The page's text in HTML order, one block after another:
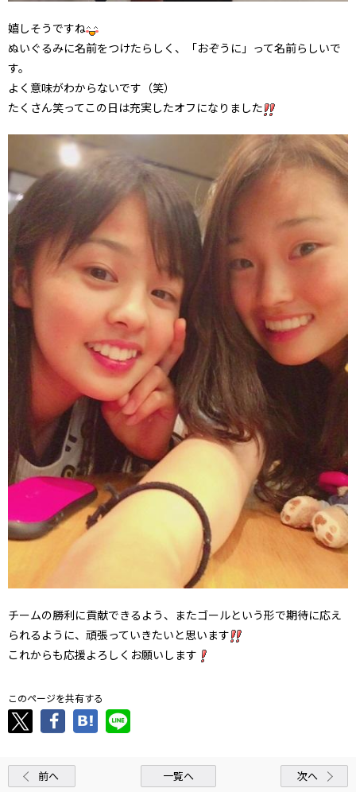
嬉しそうですね
ぬいぐるみに名前をつけたらしく、「おぞうに」って名前らしいで
す。
よく意味がわからないです（笑）
たくさん笑ってこの日は充実したオフになりました
チームの勝利に貢献できるよう、またゴールという形で期待に応え
られるように、頑張っていきたいと思います
これからも応援よろしくお願いします
このページを共有する
前へ 一覧へ 次へ